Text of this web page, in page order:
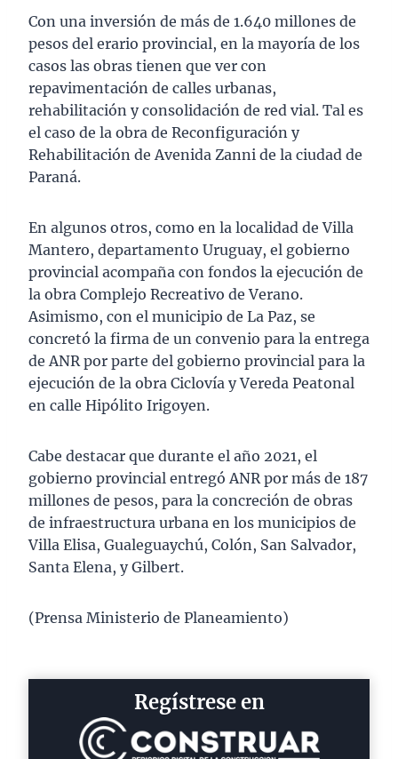
Con una inversión de más de 1.640 millones de
pesos del erario provincial, en la mayoría de los
casos las obras tienen que ver con
repavimentación de calles urbanas,
rehabilitación y consolidación de red vial. Tal es
el caso de la obra de Reconfiguración y
Rehabilitación de Avenida Zanni de la ciudad de
Paraná.
En algunos otros, como en la localidad de Villa
Mantero, departamento Uruguay, el gobierno
provincial acompaña con fondos la ejecución de
la obra Complejo Recreativo de Verano.
Asimismo, con el municipio de La Paz, se
concretó la firma de un convenio para la entrega
de ANR por parte del gobierno provincial para la
ejecución de la obra Ciclovía y Vereda Peatonal
en calle Hipólito Irigoyen.
Cabe destacar que durante el año 2021, el
gobierno provincial entregó ANR por más de 187
millones de pesos, para la concreción de obras
de infraestructura urbana en los municipios de
Villa Elisa, Gualeguaychú, Colón, San Salvador,
Santa Elena, y Gilbert.
(Prensa Ministerio de Planeamiento)
Regístrese en